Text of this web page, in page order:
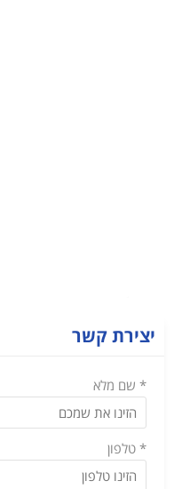
הנעה בתרמית
אלו?
יצירת קשר
* שם מלא
* טלפון